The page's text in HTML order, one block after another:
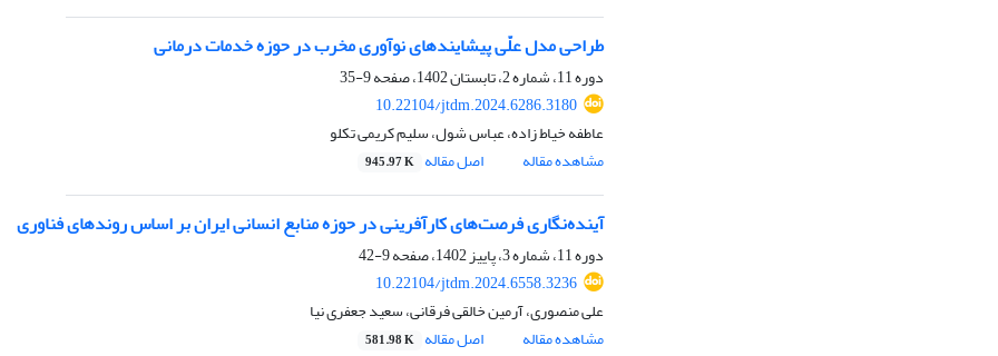
طراحی مدل علّی پیشایندهای نوآوری مخرب در حوزه خدمات درمانی
دوره 11، شماره 2، تابستان 1402، صفحه
9-35
10.22104/jtdm.2024.6286.3180
عاطفه خیاط زاده، عباس شول، سلیم کریمی تکلو
مشاهده مقاله
اصل مقاله 945.97 K
آینده‌نگاری فرصت‌های کارآفرینی در حوزه منابع انسانی ایران بر اساس روندهای فناوری
دوره 11، شماره 3، پاییز 1402، صفحه
9-42
10.22104/jtdm.2024.6558.3236
علی منصوری، آرمین خالقی فرقانی، سعید جعفری نیا
مشاهده مقاله
اصل مقاله 581.98 K